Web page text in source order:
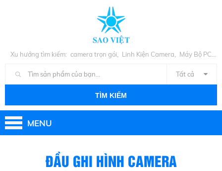
Xu hướng tìm kiếm: camera trọn gói, Linh Kiện Camera, Máy Bộ PC
Tất cả
TÌM KIẾM
MENU
ĐẦU GHI HÌNH CAMERA